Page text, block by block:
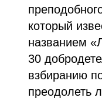
который
названием
30
взбиранию
преодолеть